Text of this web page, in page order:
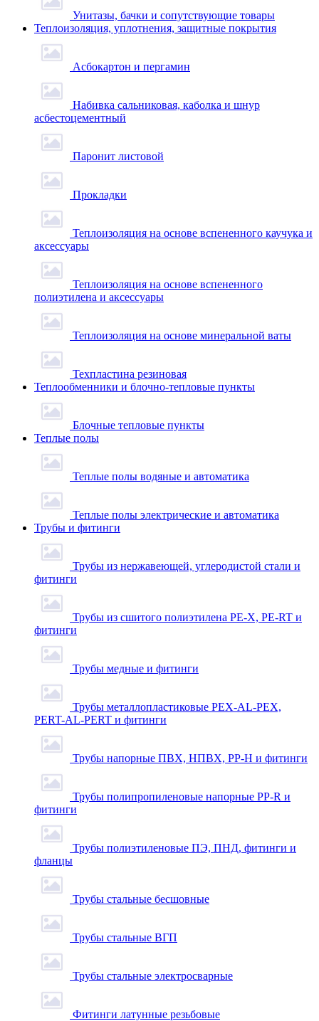
Унитазы, бачки и сопутствующие товары
Теплоизоляция, уплотнения, защитные покрытия
Асбокартон и пергамин
Набивка сальниковая, каболка и шнур
асбестоцементный
Паронит листовой
Прокладки
Теплоизоляция на основе вспененного каучука и
аксессуары
Теплоизоляция на основе вспененного
полиэтилена и аксессуары
Теплоизоляция на основе минеральной ваты
Техпластина резиновая
Теплообменники и блочно-тепловые пункты
Блочные тепловые пункты
Теплые полы
Теплые полы водяные и автоматика
Теплые полы электрические и автоматика
Трубы и фитинги
Трубы из нержавеющей, углеродистой стали и
фитинги
Трубы из сшитого полиэтилена PE-X, PE-RT и
фитинги
Трубы медные и фитинги
Трубы металлопластиковые PEX-AL-PEX,
PERT-AL-PERT и фитинги
Трубы напорные ПВХ, НПВХ, PP-H и фитинги
Трубы полипропиленовые напорные PP-R и
фитинги
Трубы полиэтиленовые ПЭ, ПНД, фитинги и
фланцы
Трубы стальные бесшовные
Трубы стальные ВГП
Трубы стальные электросварные
Фитинги латунные резьбовые